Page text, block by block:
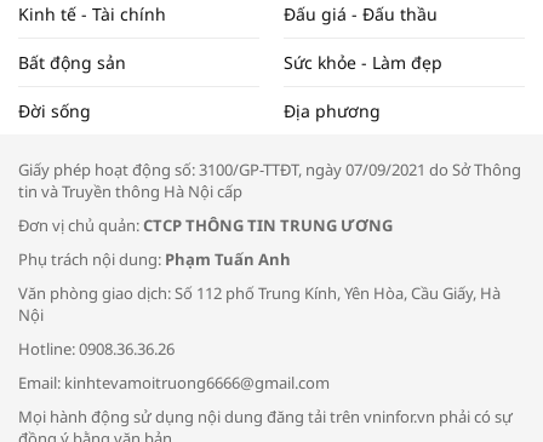
Tọa đàm “Xúc tiến thương mại: Khơi
Bác sĩ tư vấn cách phòng tránh bệnh
đường hô hấp trong thời tiết giao mùa
Kinh tế - Tài chính Đấu giá - Đấu thầu
Bất động sản Sức khỏe - Làm đẹp
Đời sống Địa phương
Giấy phép hoạt động số: 3100/GP-TTĐT, ngày 07/09/2021 do Sở Thông
tin và Truyền thông Hà Nội cấp
Đơn vị chủ quản:CTCP THÔNG TIN TRUNG ƯƠNG
Phụ trách nội dung: Phạm Tuấn Anh
Văn phòng giao dịch: Số 112 phố Trung Kính, Yên Hòa, Cầu Giấy, Hà
Nội
Hotline: 0908.36.36.26
Email: kinhtevamoitruong6666@gmail.com
Mọi hành động sử dụng nội dung đăng tải trên vninfor.vn phải có sự